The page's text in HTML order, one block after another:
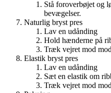
Stå foroverbøjet og
bevægelser.
Naturlig bryst pres
Lav en udånding
Hold hænderne på
Træk vejret mod
Elastik bryst pres
Lav en udånding
Sæt en elastik om
Træk vejret mod